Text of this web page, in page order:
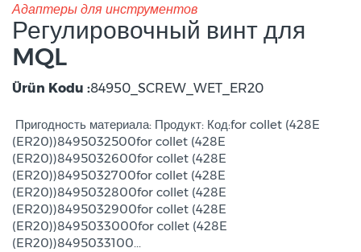
Адаптеры для инструментов
Регулировочный винт для
MQL
Ürün Kodu :84950_SCREW_WET_ER20
Пригодность материала: Продукт: Код:for collet (428E
(ER20))8495032500for collet (428E
(ER20))8495032600for collet (428E
(ER20))8495032700for collet (428E
(ER20))8495032800for collet (428E
(ER20))8495032900for collet (428E
(ER20))8495033000for collet (428E
(ER20))8495033100...